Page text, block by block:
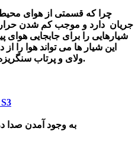
چرا که قسمتی از هوای
جریان دارد و موجب کم شدن
شیار‌هایی را برای جابجایی
این شیار ها می تواند هوا را
ولای و پرتاب سنگریزه ها از داخل آن جلوگیری می کند.
شلگیر ارجینال جک S3
-به وجود آمدن صدا